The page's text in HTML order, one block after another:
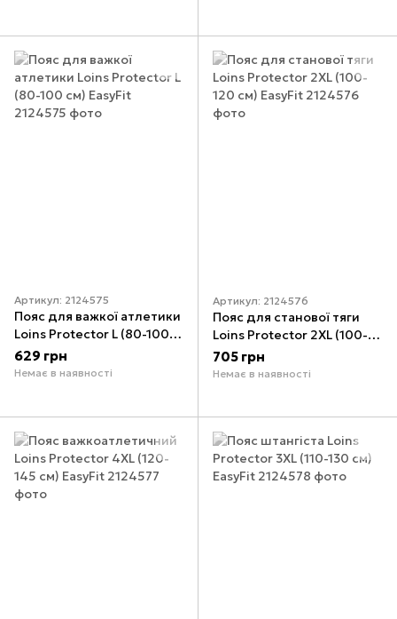
Артикул: 2124575
Пояс для важкої атлетики
Loins Protector L (80-100
см) EasyFit
629 грн
Немає в наявності
Артикул: 2124576
Пояс для станової тяги
Loins Protector 2ХL (100-
120 см) EasyFit
705 грн
Немає в наявності